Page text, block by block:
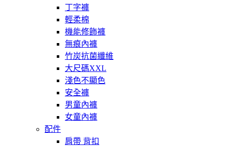
丁字褲
輕柔棉
機能修飾褲
無痕內褲
竹炭抗菌纖維
大尺碼XXL
淺色不顯色
安全褲
男童內褲
女童內褲
配件
肩帶 背扣